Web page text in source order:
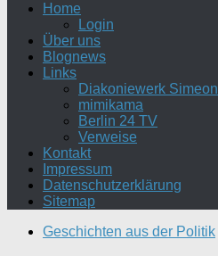
Home
Login
Über uns
Blognews
Links
Diakoniewerk Simeon
mimikama
Berlin 24 TV
Verweise
Kontakt
Impressum
Datenschutzerklärung
Sitemap
Geschichten aus der Politik